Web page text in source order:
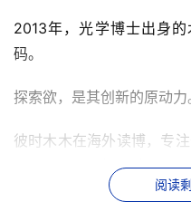
2013年，光学博士出身
码。
探索欲，是其创新的原动力
彼时木木在海外读博，专
课题时，他偶然接触到比
当时的比特币交易市场中
阅读